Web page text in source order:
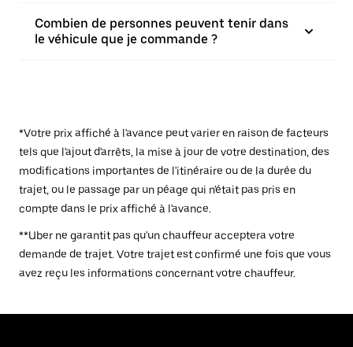
Combien de personnes peuvent tenir dans
le véhicule que je commande ?
*Votre prix affiché à l'avance peut varier en raison de facteurs
tels que l'ajout d'arrêts, la mise à jour de votre destination, des
modifications importantes de l'itinéraire ou de la durée du
trajet, ou le passage par un péage qui n'était pas pris en
compte dans le prix affiché à l'avance.
**Uber ne garantit pas qu'un chauffeur acceptera votre
demande de trajet. Votre trajet est confirmé une fois que vous
avez reçu les informations concernant votre chauffeur.